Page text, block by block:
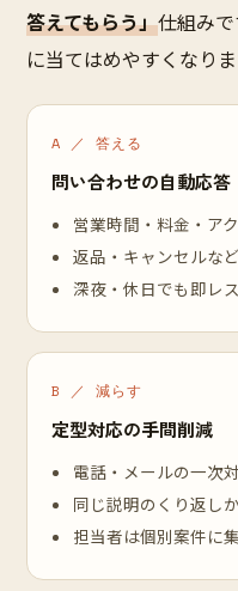
答えてもらう」仕組み
に当てはめやすくなりま
A ／ 答える
問い合わせの自動応答
営業時間・料金・ア
返品・キャンセルな
深夜・休日でも即レス
B ／ 減らす
定型対応の手間削減
電話・メールの一次
同じ説明のくり返し
担当者は個別案件に